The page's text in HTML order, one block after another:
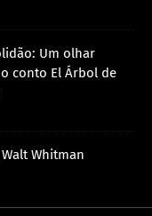
Um olhar
conto El Árbol de
Whitman